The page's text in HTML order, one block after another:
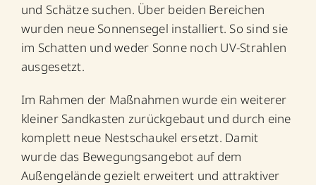
und Schätze suchen. Über beiden Bereichen
wurden neue Sonnensegel installiert. So sind sie
im Schatten und weder Sonne noch UV-Strahlen
ausgesetzt.
Im Rahmen der Maßnahmen wurde ein weiterer
kleiner Sandkasten zurückgebaut und durch eine
komplett neue Nestschaukel ersetzt. Damit
wurde das Bewegungsangebot auf dem
Außengelände gezielt erweitert und attraktiver